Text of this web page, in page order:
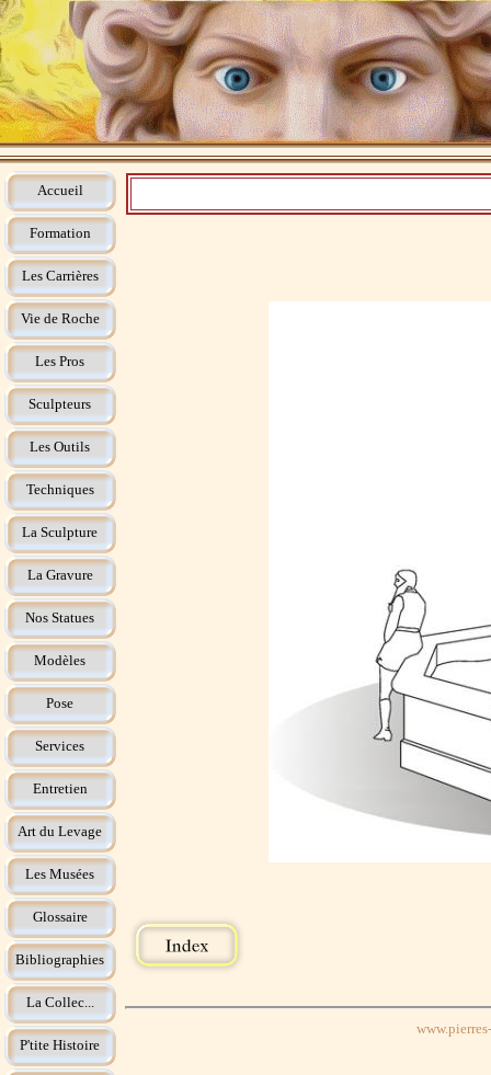
Accueil
Formation
Les Carrières
Vie de Roche
Les Pros
Sculpteurs
Les Outils
Techniques
La Sculpture
La Gravure
Nos Statues
Modèles
Pose
Services
Entretien
Art du Levage
Les Musées
Glossaire
Bibliographies
La Collec...
P'tite Histoire